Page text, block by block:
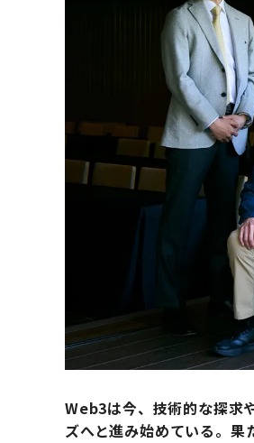
Web3は今、技術的な探求
ズへと進み始めている。果